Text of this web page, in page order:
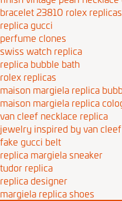
bracelet 23810 rolex replicas
replica gucci
perfume clones
swiss watch replica
replica bubble bath
rolex replicas
maison margiela replica
maison margiela replica
van cleef necklace replica
jewelry inspired by van cleef
fake gucci belt
replica margiela sneaker
tudor replica
replica designer
margiela replica shoes